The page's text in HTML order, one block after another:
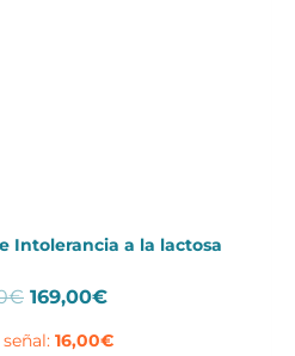
Intolerancia a la lactosa
€ El
original
169,00€El
actual
16,00€